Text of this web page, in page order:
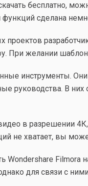
бесплатно,
сделана
При желании
инструменты.
руководства. В
в разрешении
не хватает, вы
Wondershare
для связи с